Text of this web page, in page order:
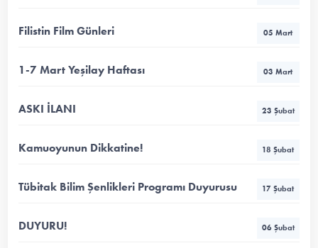
Filistin Film Günleri 05 Mart
1-7 Mart Yeşilay Haftası 03 Mart
ASKI İLANI 23 Şubat
Kamuoyunun Dikkatine! 18 Şubat
Tübitak Bilim Şenlikleri Programı Duyurusu 17 Şubat
DUYURU! 06 Şubat